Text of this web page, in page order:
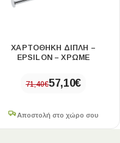
ΧΑΡΤΟΘΗΚΗ ΔΙΠΛΗ –
EPSILON – ΧΡΩΜΕ
71,40€57,10€
Αποστολή στο χώρο σου